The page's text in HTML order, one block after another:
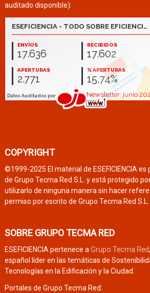
auditado disponible):
COPYRIGHT
©1999-2025 El material de ESEFICIENCIA es
de Grupo Tecma Red S.L. y está protegido
utilizarlo de ninguna manera sin hacer
permiso por escrito de Grupo Tecma Red S.L.
SOBRE GRUPO TECMA RED
ESEFICIENCIA pertenece a Grupo Tecma Red
español líder en las temáticas de
Tecnologías en la Edificación y la Ciudad.
Portales de Grupo Tecma Red: